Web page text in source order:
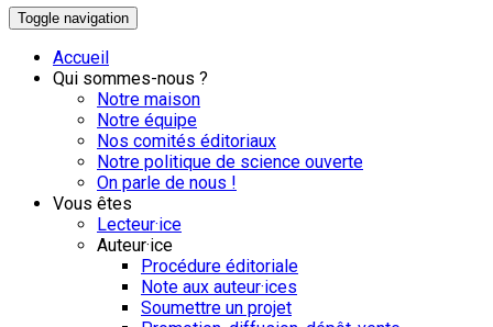
Toggle navigation
Accueil
Qui sommes-nous ?
Notre maison
Notre équipe
Nos comités éditoriaux
Notre politique de science ouverte
On parle de nous !
Vous êtes
Lecteur·ice
Auteur·ice
Procédure éditoriale
Note aux auteur·ices
Soumettre un projet